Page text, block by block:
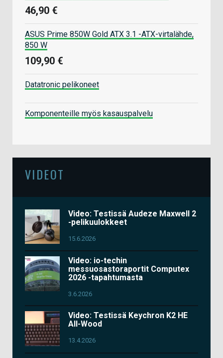
46,90 €
ASUS Prime 850W Gold ATX 3.1 -ATX-virtalähde,
850 W
109,90 €
Datatronic pelikoneet
Komponenteille myös kasauspalvelu
VIDEOT
Video: Testissä Audeze Maxwell 2
-pelikuulokkeet
15.6.2026
Video: io-techin
messuosastoraportit Computex
2026 -tapahtumasta
3.6.2026
Video: Testissä Keychron K2 HE
All-Wood
13.4.2026